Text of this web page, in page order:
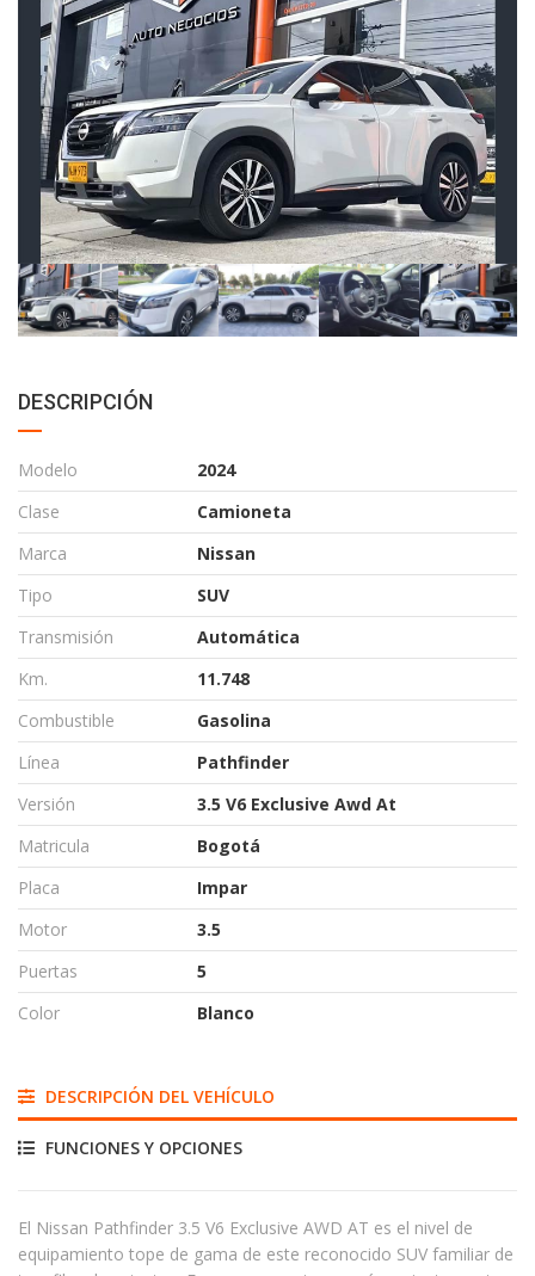
DESCRIPCIÓN
Modelo
2024
Clase
Camioneta
Marca
Nissan
Tipo
SUV
Transmisión
Automática
Km.
11.748
Combustible
Gasolina
Línea
Pathfinder
Versión
3.5 V6 Exclusive Awd At
Matricula
Bogotá
Placa
Impar
Motor
3.5
Puertas
5
Color
Blanco
DESCRIPCIÓN DEL VEHÍCULO
FUNCIONES Y OPCIONES
El Nissan Pathfinder 3.5 V6 Exclusive AWD AT es el nivel de
equipamiento tope de gama de este reconocido SUV familiar de